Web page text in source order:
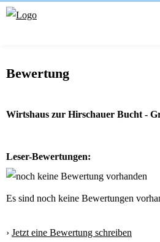
Bewertung
Wirtshaus zur Hirschauer Bucht -
Leser-Bewertungen:
Es sind noch keine Bewertungen
› Jetzt eine Bewertung schreiben